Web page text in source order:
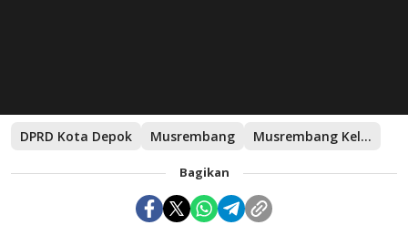
DPRD Kota Depok Musrembang Musrembang Kelurahan Pasir Putih
Bagikan